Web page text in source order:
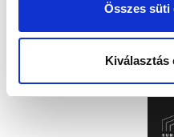
Összes süti
Kiválasztás